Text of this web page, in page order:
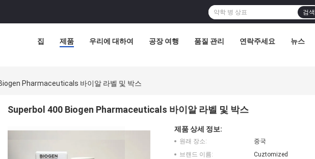
검색
집 제품 우리에 대하여 공장 여행 품질 관리 연락주세요 뉴스
Pharmaceuticals 바이알 라벨 및 박스
Superbol 400 Biogen Pharmaceuticals 바이알 라벨 및 박스
제품 상세 정보:
원래 장소:
중국
브랜드 이름:
Cuztomized